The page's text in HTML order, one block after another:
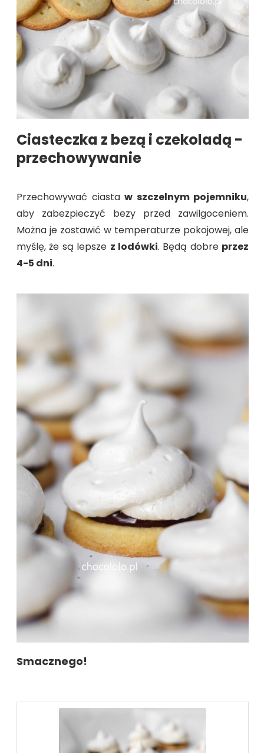
Ciasteczka z bezą i czekoladą -
przechowywanie
Przechowywać ciasta w szczelnym pojemniku,
aby zabezpieczyć bezy przed zawilgoceniem.
Można je zostawić w temperaturze pokojowej, ale
myślę, że są lepsze z lodówki. Będą dobre przez
4-5 dni.
Smacznego!